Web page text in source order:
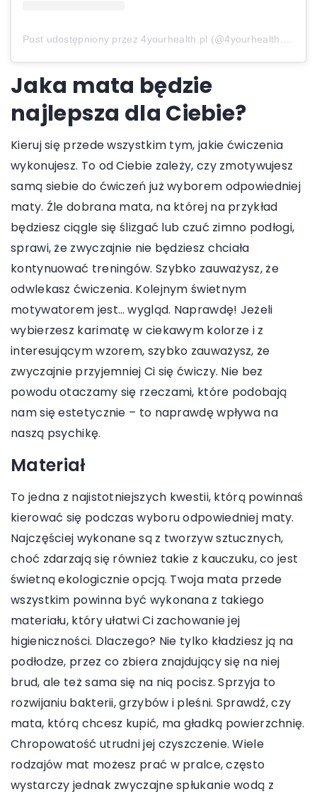
Post udostępniony przez 4yourhealth.pl (@4yourhealth.pl)
Jaka mata będzie
najlepsza dla Ciebie?
Kieruj się przede wszystkim tym, jakie ćwiczenia
wykonujesz. To od Ciebie zależy, czy zmotywujesz
samą siebie do ćwiczeń już wyborem odpowiedniej
maty. Źle dobrana mata, na której na przykład
będziesz ciągle się ślizgać lub czuć zimno podłogi,
sprawi, że zwyczajnie nie będziesz chciała
kontynuować treningów. Szybko zauważysz, że
odwlekasz ćwiczenia. Kolejnym świetnym
motywatorem jest… wygląd. Naprawdę! Jeżeli
wybierzesz karimatę w ciekawym kolorze i z
interesującym wzorem, szybko zauważysz, że
zwyczajnie przyjemniej Ci się ćwiczy. Nie bez
powodu otaczamy się rzeczami, które podobają
nam się estetycznie – to naprawdę wpływa na
naszą psychikę.
Materiał
To jedna z najistotniejszych kwestii, którą powinnaś
kierować się podczas wyboru odpowiedniej maty.
Najczęściej wykonane są z tworzyw sztucznych,
choć zdarzają się również takie z kauczuku, co jest
świetną ekologicznie opcją. Twoja mata przede
wszystkim powinna być wykonana z takiego
materiału, który ułatwi Ci zachowanie jej
higieniczności. Dlaczego? Nie tylko kładziesz ją na
podłodze, przez co zbiera znajdujący się na niej
brud, ale też sama się na nią pocisz. Sprzyja to
rozwijaniu bakterii, grzybów i pleśni. Sprawdź, czy
mata, którą chcesz kupić, ma gładką powierzchnię.
Chropowatość utrudni jej czyszczenie. Wiele
rodzajów mat możesz prać w pralce, często
wystarczy jednak zwyczajne spłukanie wodą z